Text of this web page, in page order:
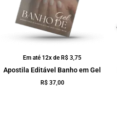
Em até 12x de R$ 3,75
Apostila Editável Banho em Gel
R$37,00